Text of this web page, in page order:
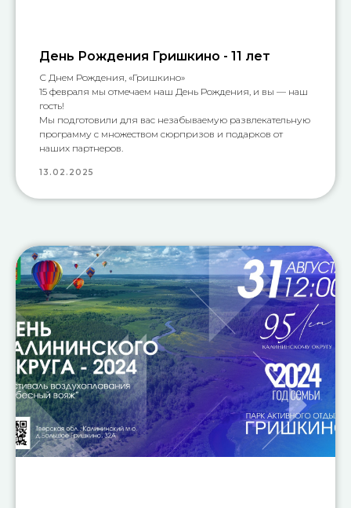
День Рождения Гришкино - 11 лет
С Днем Рождения, «Гришкино»
15 февраля мы отмечаем наш День Рождения, и вы — наш
гость!
Мы подготовили для вас незабываемую развлекательную
программу с множеством сюрпризов и подарков от
наших партнеров.
13.02.2025